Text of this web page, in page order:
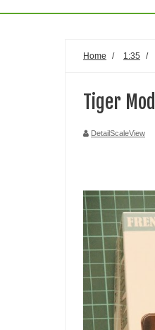
Home / 1:35 /
Tiger
DetailScaleView